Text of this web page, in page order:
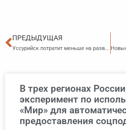
Пред
ПРЕДЫДУЩАЯ
Уссурийск потратит меньше на развитие малого и среднего предпринимательства Уссурийска
В трех регионах
эксперимент по
«Мир» для
предоставления